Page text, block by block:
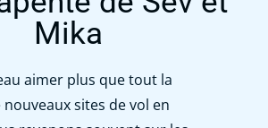
Mika
aimer plus que tout la
sites de vol en